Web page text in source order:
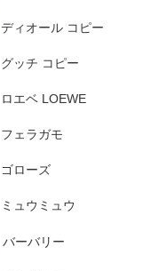
ディオール コピー
グッチ コピー
ロエベ LOEWE
フェラガモ
ゴローズ
ミュウミュウ
バーバリー